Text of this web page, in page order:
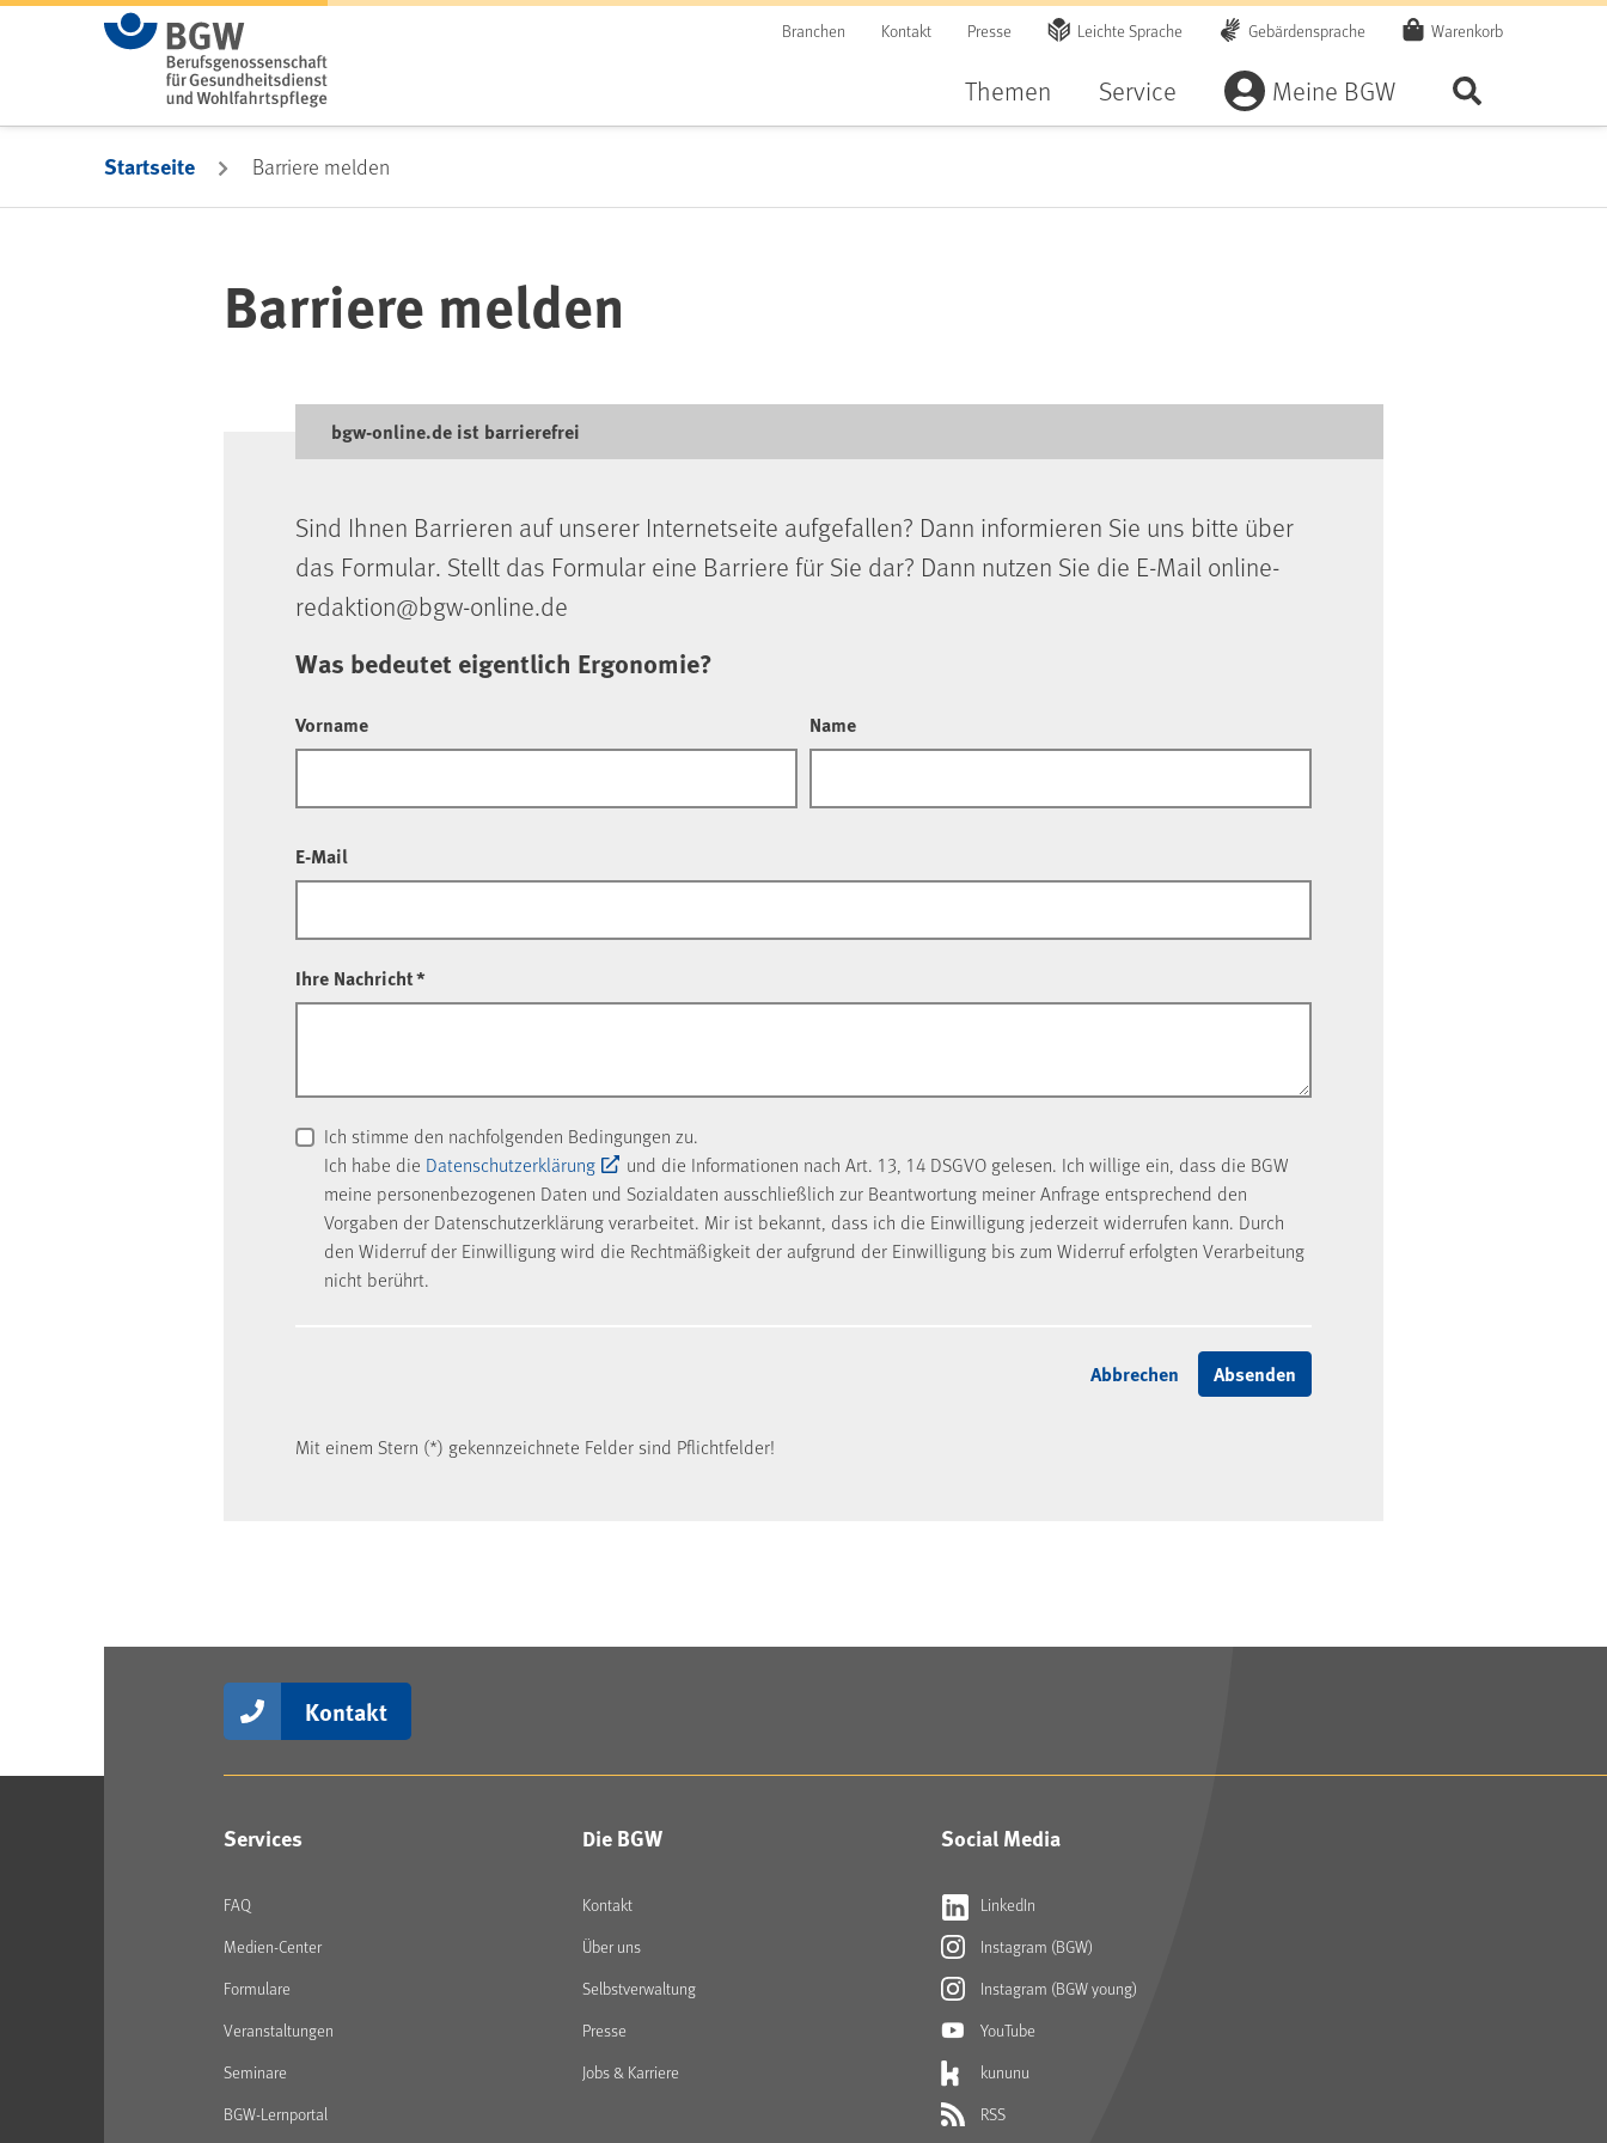
Zum Hauptinhalt springen Branchen Kontakt Presse Leichte Sprache Gebärdensprache Warenkorb
Themen Service Meine BGW
Startseite Barriere melden
Barriere melden
bgw-online.de ist barrierefrei
Sind Ihnen Barrieren auf unserer Internetseite aufgefallen? Dann informieren Sie uns bitte über
das Formular. Stellt das Formular eine Barriere für Sie dar? Dann nutzen Sie die E-Mail online-
redaktion@bgw-online.de
Was bedeutet eigentlich Ergonomie?
Vorname Name
E-Mail
Ihre Nachricht*
Ich stimme den nachfolgenden Bedingungen zu.
Ich habe die Datenschutzerklärung
und die Informationen nach Art. 13, 14 DSGVO gelesen. Ich willige ein, dass die BGW
meine personenbezogenen Daten und Sozialdaten ausschließlich zur Beantwortung meiner Anfrage entsprechend den
Vorgaben der Datenschutzerklärung verarbeitet. Mir ist bekannt, dass ich die Einwilligung jederzeit widerrufen kann. Durch
den Widerruf der Einwilligung wird die Rechtmäßigkeit der aufgrund der Einwilligung bis zum Widerruf erfolgten Verarbeitung
nicht berührt.
Mit einem Stern (*) gekennzeichnete Felder sind Pflichtfelder!
Kontakt
Services
FAQ
Medien-Center
Formulare
Veranstaltungen
Seminare
BGW-Lernportal
Die BGW
Kontakt
Über uns
Selbstverwaltung
Presse
Jobs & Karriere
Social Media
LinkedIn
Instagram (BGW)
Instagram (BGW young)
YouTube
kununu
RSS